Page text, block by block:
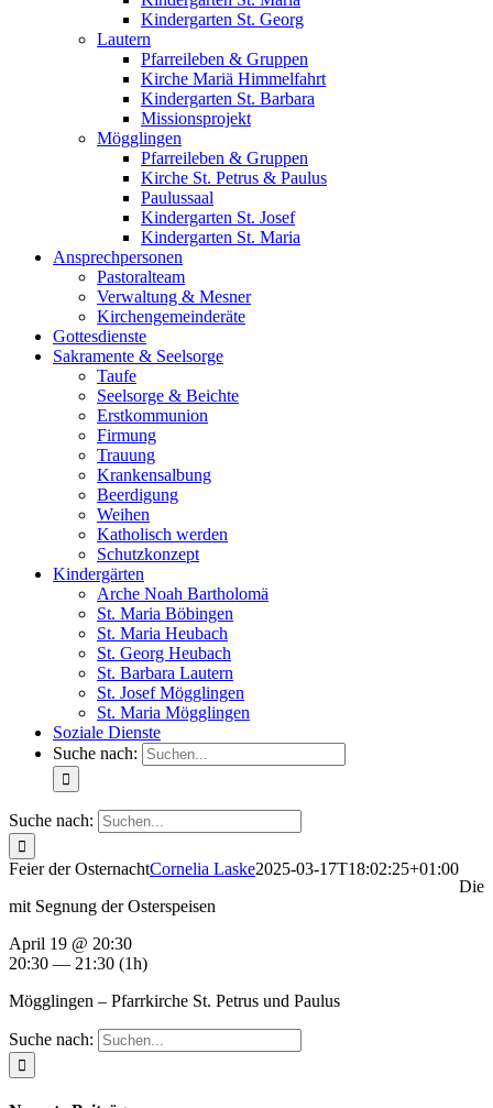
Kindergarten St. Georg
Lautern
Pfarreileben & Gruppen
Kirche Mariä Himmelfahrt
Kindergarten St. Barbara
Missionsprojekt
Mögglingen
Pfarreileben & Gruppen
Kirche St. Petrus & Paulus
Paulussaal
Kindergarten St. Josef
Kindergarten St. Maria
Ansprechpersonen
Pastoralteam
Verwaltung & Mesner
Kirchengemeinderäte
Gottesdienste
Sakramente & Seelsorge
Taufe
Seelsorge & Beichte
Erstkommunion
Firmung
Trauung
Krankensalbung
Beerdigung
Weihen
Katholisch werden
Schutzkonzept
Kindergärten
Arche Noah Bartholomä
St. Maria Böbingen
St. Maria Heubach
St. Georg Heubach
St. Barbara Lautern
St. Josef Mögglingen
St. Maria Mögglingen
Soziale Dienste
Suche nach:
Suche nach:
Feier der OsternachtCornelia Laske2025-03-17T18:02:25+01:00
mit Segnung der Osterspeisen
April 19 @ 20:30
20:30 — 21:30 (1h)
Mögglingen – Pfarrkirche St. Petrus und Paulus
Suche nach:
Die